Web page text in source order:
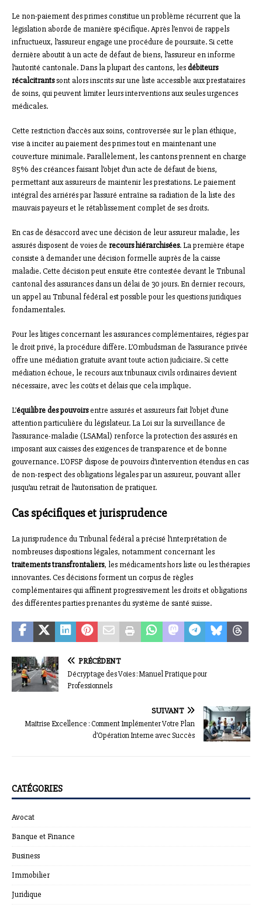
Le non-paiement des primes constitue un problème récurrent que la
législation aborde de manière spécifique. Après l’envoi de rappels
infructueux, l’assureur engage une procédure de poursuite. Si cette
dernière aboutit à un acte de défaut de biens, l’assureur en informe
l’autorité cantonale. Dans la plupart des cantons, lesdébiteurs
récalcitrantssont alors inscrits sur une liste accessible aux prestataires
de soins, qui peuvent limiter leurs interventions aux seules urgences
médicales.
Cette restriction d’accès aux soins, controversée sur le plan éthique,
vise à inciter au paiement des primes tout en maintenant une
couverture minimale. Parallèlement, les cantons prennent en charge
85% des créances faisant l’objet d’un acte de défaut de biens,
permettant aux assureurs de maintenir les prestations. Le paiement
intégral des arriérés par l’assuré entraîne sa radiation de la liste des
mauvais payeurs et le rétablissement complet de ses droits.
En cas de désaccord avec une décision de leur assureur maladie, les
assurés disposent de voies de recours hiérarchisées. La première étape
consiste à demander une décision formelle auprès de la caisse
maladie. Cette décision peut ensuite être contestée devant le Tribunal
cantonal des assurances dans un délai de 30 jours. En dernier recours,
un appel au Tribunal fédéral est possible pour les questions juridiques
fondamentales.
Pour les litiges concernant les assurances complémentaires, régies par
le droit privé, la procédure diffère. L’Ombudsman de l’assurance privée
offre une médiation gratuite avant toute action judiciaire. Si cette
médiation échoue, le recours aux tribunaux civils ordinaires devient
nécessaire, avec les coûts et délais que cela implique.
L’équilibre des pouvoirsentre assurés et assureurs fait l’objet d’une
attention particulière du législateur. La Loi sur la surveillance de
l’assurance-maladie (LSAMal) renforce la protection des assurés en
imposant aux caisses des exigences de transparence et de bonne
gouvernance. L’OFSP dispose de pouvoirs d’intervention étendus en cas
de non-respect des obligations légales par un assureur, pouvant aller
jusqu’au retrait de l’autorisation de pratiquer.
Cas spécifiques et jurisprudence
La jurisprudence du Tribunal fédéral a précisé l’interprétation de
nombreuses dispositions légales, notamment concernant les
traitements transfrontaliers, les médicaments hors liste ou les thérapies
innovantes. Ces décisions forment un corpus de règles
complémentaires qui affinent progressivement les droits et obligations
des différentes parties prenantes du système de santé suisse.
PRÉCÉDENT
Décryptage des Voies : Manuel Pratique pour
Professionnels
SUIVANT
Maîtrise Excellence : Comment Implémenter Votre Plan
d’Opération Interne avec Succès
CATÉGORIES
Avocat
Banque et Finance
Business
Immobilier
Juridique